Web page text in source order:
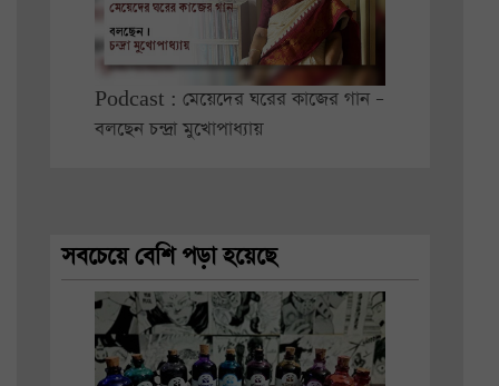
Podcast : মেয়েদের ঘরের কাজের গান –
বলছেন চন্দ্রা মুখোপাধ্যায়
সবচেয়ে বেশি পড়া হয়েছে